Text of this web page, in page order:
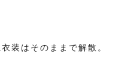
装はそのままで解散。